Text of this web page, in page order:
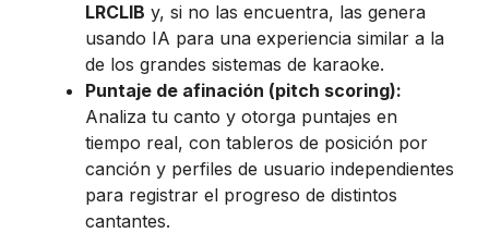
LRCLIB y, si no las encuentra, las genera
usando IA para una experiencia similar a la
de los grandes sistemas de karaoke.
Puntaje de afinación (pitch scoring):
Analiza tu canto y otorga puntajes en
tiempo real, con tableros de posición por
canción y perfiles de usuario independientes
para registrar el progreso de distintos
cantantes.